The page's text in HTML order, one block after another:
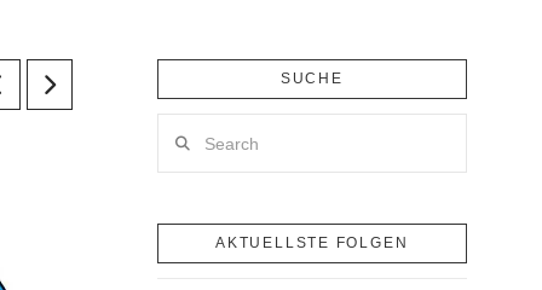
SUCHE
AKTUELLSTE FOLGEN